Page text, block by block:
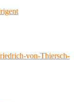
von-Thiersch-